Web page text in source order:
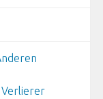
Verlierer